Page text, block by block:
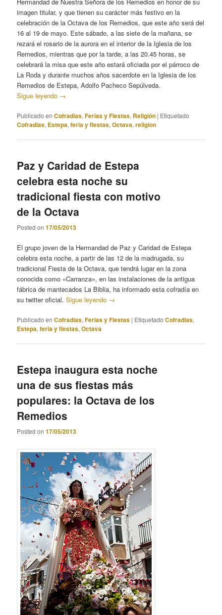
imagen titular, y que tienen su carácter más festivo en la
celebración de la Octava de los Remedios, que este año será del
16 al 19 de mayo. Este sábado, a las siete de la mañana, se
rezará el rosario de la aurora en el interior de la Iglesia de los
Remedios, mientras que por la tarde, a las 20.45 horas, se
celebrará la misa que este año estará oficiada por el párroco de
La Roda y durante muchos años sacerdote en la Iglesia de los
Remedios de Estepa, Adolfo Pacheco Sepúlveda.
Sigue leyendo →
Publicado en Cofradias,Ferias y Fiestas, Religión | Etiquetado
Cofradias, Estepa,feria y fiestas,Octava,religion
Paz y Caridad de Estepa
celebra esta noche su
tradicional fiesta con motivo
de la Octava
Posted on17/05/2013
El grupo joven de la Hermandad de Paz y Caridad de Estepa
celebra esta noche, a partir de las 12 de la madrugada, su
tradicional Fiesta de la Octava, que tendrá lugar en la zona
conocida como «Carranza», en las instalaciones de la antigua
fábrica de mantecados La Biblia, ha informado esta cofradía en
su twitter oficial.Sigue leyendo →
Publicado en Cofradias,Ferias y Fiestas | Etiquetado Cofradias,
Estepa,feria y fiestas,Octava
Estepa inaugura esta noche
una de sus fiestas más
populares: la Octava de los
Remedios
Posted on17/05/2013